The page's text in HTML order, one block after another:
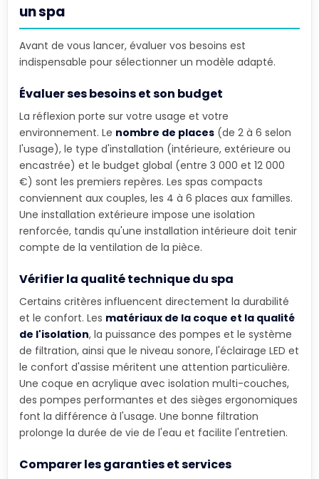
un spa
Avant de vous lancer, évaluer vos besoins est
indispensable pour sélectionner un modèle adapté.
Évaluer ses besoins et son budget
La réflexion porte sur votre usage et votre
environnement. Le nombre de places (de 2 à 6 selon
l'usage), le type d'installation (intérieure, extérieure ou
encastrée) et le budget global (entre 3 000 et 12 000
€) sont les premiers repères. Les spas compacts
conviennent aux couples, les 4 à 6 places aux familles.
Une installation extérieure impose une isolation
renforcée, tandis qu'une installation intérieure doit tenir
compte de la ventilation de la pièce.
Vérifier la qualité technique du spa
Certains critères influencent directement la durabilité
et le confort. Les matériaux de la coque et la qualité
de l'isolation, la puissance des pompes et le système
de filtration, ainsi que le niveau sonore, l'éclairage LED et
le confort d'assise méritent une attention particulière.
Une coque en acrylique avec isolation multi-couches,
des pompes performantes et des sièges ergonomiques
font la différence à l'usage. Une bonne filtration
prolonge la durée de vie de l'eau et facilite l'entretien.
Comparer les garanties et services